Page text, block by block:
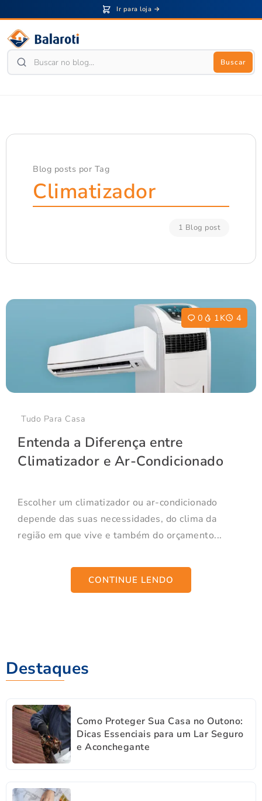
Ir para loja →
Buscar
Blog posts por Tag
Climatizador
1 Blog post
0 1K 4
Tudo Para Casa
Entenda a Diferença entre
Climatizador e Ar-Condicionado
Escolher um climatizador ou ar-condicionado
depende das suas necessidades, do clima da
região em que vive e também do orçamento...
CONTINUE LENDO
Destaques
Como Proteger Sua Casa no Outono:
Dicas Essenciais para um Lar Seguro
e Aconchegante